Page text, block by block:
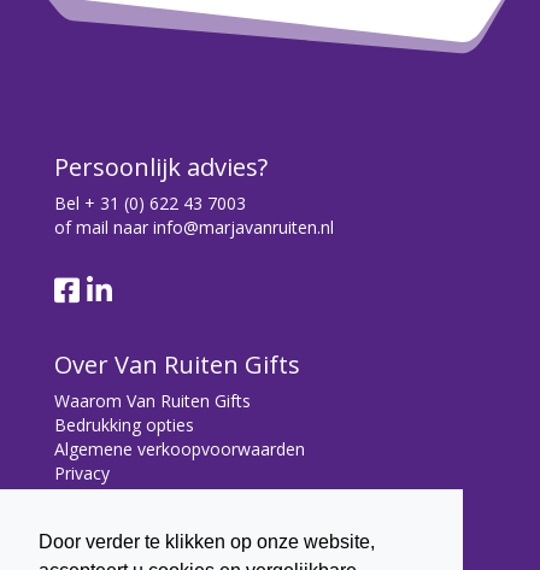
Door verder te klikken op onze website,
Persoonlijk advies?
Bel + 31 (0) 622 43 7003
of mail naar info@marjavanruiten.nl
Over Van Ruiten Gifts
Waarom Van Ruiten Gifts
Bedrukking opties
Algemene verkoopvoorwaarden
Privacy
Contact
Contact